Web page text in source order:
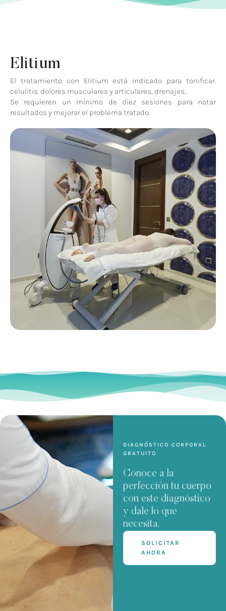
Elitium
El tratamiento con Elitium está indicado para tonificar.
celulitis. dolores musculares y articulares, drenajes..
Se requieren un mínimo de diez sesiones para notar
resultados y mejorar el problema tratado.
DIAGNÓSTICO CORPORAL
GRATUITO
Conoce a la
perfección tu cuerpo
con este diagnóstico
y dale lo que
necesita.
SOLICITAR
AHORA